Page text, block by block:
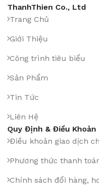
ThanhThien Co., Ltd
Trang Chủ
Giới Thiệu
Công trình tiêu biểu
Sản Phẩm
Tin Tức
Liên Hệ
Quy Định & Điều Khoản
Điều khoản giao dịch
Phương thức thanh
Chính sách đổi hàng,